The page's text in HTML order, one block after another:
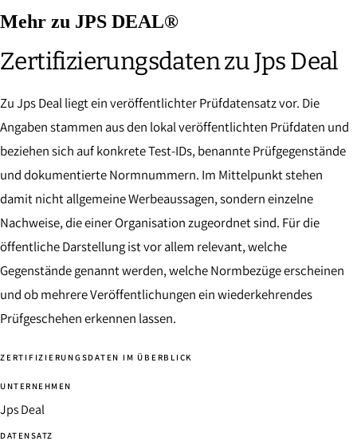
Mehr zu JPS DEAL®
Zertifizierungsdaten zu Jps Deal
Zu Jps Deal liegt ein veröffentlichter Prüfdatensatz vor. Die
Angaben stammen aus den lokal veröffentlichten Prüfdaten und
beziehen sich auf konkrete Test-IDs, benannte Prüfgegenstände
und dokumentierte Normnummern. Im Mittelpunkt stehen
damit nicht allgemeine Werbeaussagen, sondern einzelne
Nachweise, die einer Organisation zugeordnet sind. Für die
öffentliche Darstellung ist vor allem relevant, welche
Gegenstände genannt werden, welche Normbezüge erscheinen
und ob mehrere Veröffentlichungen ein wiederkehrendes
Prüfgeschehen erkennen lassen.
ZERTIFIZIERUNGSDATEN IM ÜBERBLICK
UNTERNEHMEN
Jps Deal
DATENSATZ